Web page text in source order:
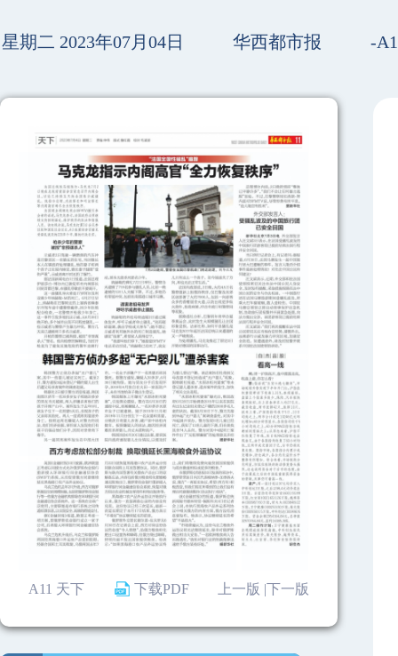
星期二 2023年07月04日 华西都市报 -
A11 天下 下载PDF 下一版
上一版 |